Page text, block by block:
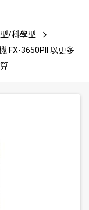
/科學型
FX-3650PII 以更多